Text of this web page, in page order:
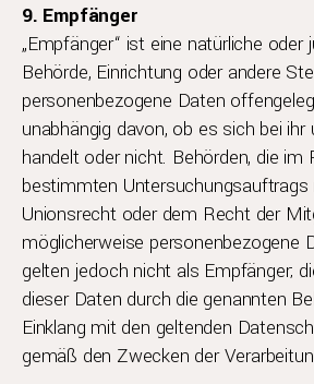
9. Empfänger
„Empfänger“ ist eine natürliche oder
Behörde, Einrichtung oder andere
personenbezogene Daten
unabhängig davon, ob es sich bei
handelt oder nicht. Behörden, die im
bestimmten Untersuchungsauftrags
Unionsrecht oder dem Recht der
möglicherweise personenbezogene
gelten jedoch nicht als Empfänger;
dieser Daten durch die genannten
Einklang mit den geltenden
gemäß den Zwecken der